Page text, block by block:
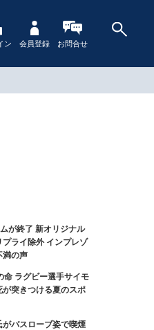
ン 会員登録 お問合せ
オリジナル
外 インプレゾ
満の声
命 ラグビー選手サイモ
が突きつける夏のスポ
バスローブ姿で喫煙